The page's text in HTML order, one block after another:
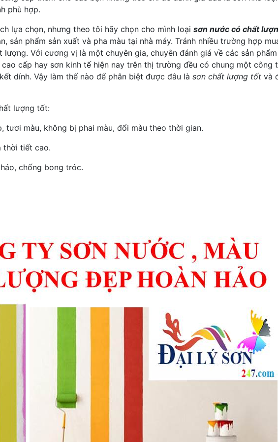
phù hợp.
lựa chọn, nhưng theo tôi hãy chọn cho mình loại sơn nước có chất
sản phẩm sản xuất và pha màu tại nhà máy. Tránh nhiều trường hợp
Với cương vị là một chuyên gia, chuyên đánh giá về các sản
cao cấp hay sơn kinh tế hiện nay trên thị trường đều có chung một công
dính. Vậy làm thế nào để phân biệt được đâu là sơn chất lượng tốt và
lượng tốt:
tươi màu, không bị phai màu, đổi màu theo thời gian.
thời tiết cao.
chống bong tróc.